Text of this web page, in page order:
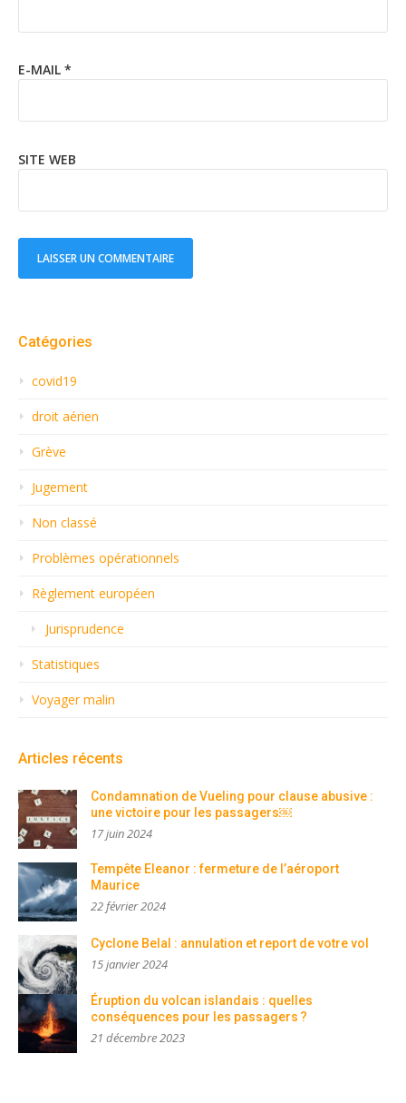
E-MAIL *
SITE WEB
Catégories
covid19
droit aérien
Grève
Jugement
Non classé
Problèmes opérationnels
Règlement européen
Jurisprudence
Statistiques
Voyager malin
Articles récents
Condamnation de Vueling pour clause abusive :
une victoire pour les passagers￼
17 juin 2024
Tempête Eleanor : fermeture de l’aéroport
Maurice
22 février 2024
Cyclone Belal : annulation et report de votre vol
15 janvier 2024
Éruption du volcan islandais : quelles
conséquences pour les passagers ?
21 décembre 2023